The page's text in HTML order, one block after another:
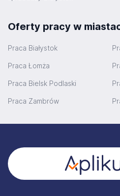
Oferty pracy w
Praca Białystok
Praca Łomża
Praca Bielsk Podlaski
Praca Zambrów